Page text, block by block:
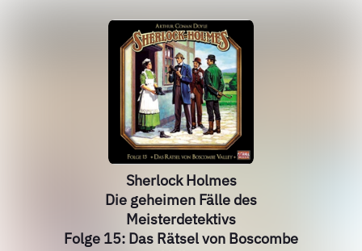
Sherlock Holmes
Die geheimen Fälle des
Meisterdetektivs
Folge 15: Das Rätsel von Boscombe